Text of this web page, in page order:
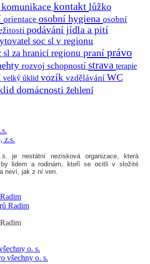
komunikace kontakt lůžko
orientace osobní hygiena osobní
podávání jídla a pití
soc sl v regionu
za hranicí regionu praní právo
rozvoj schopností strava terapie
velký úklid vozík vzdělávání WC
domácnosti žehlení
je nestátní nezisková organizace, která
lidem a rodinám, kteří se ocitli v složité
neví, jak z ní ven.
o. s.